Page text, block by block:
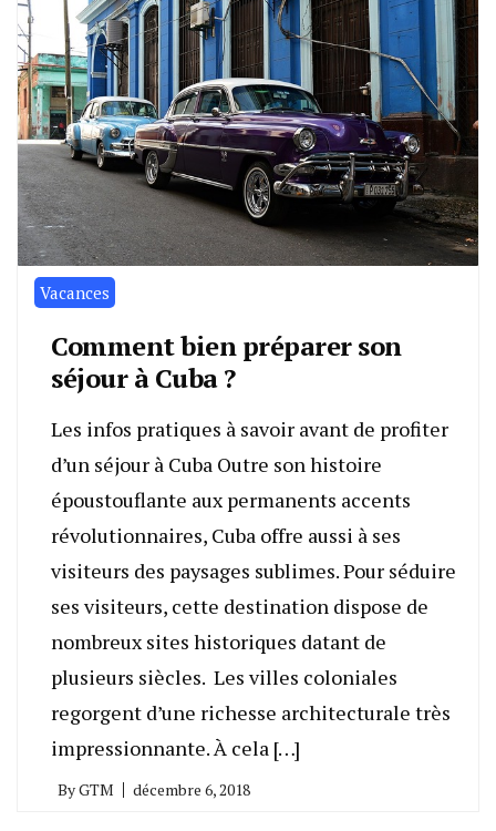
Vacances
Comment bien préparer son
séjour à Cuba ?
Les infos pratiques à savoir avant de profiter
d’un séjour à Cuba Outre son histoire
époustouflante aux permanents accents
révolutionnaires, Cuba offre aussi à ses
visiteurs des paysages sublimes. Pour séduire
ses visiteurs, cette destination dispose de
nombreux sites historiques datant de
plusieurs siècles. Les villes coloniales
regorgent d’une richesse architecturale très
impressionnante. À cela […]
ByGTM décembre 6, 2018